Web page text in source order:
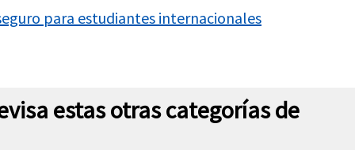
para estudiantes internacionales
estas otras categorías de